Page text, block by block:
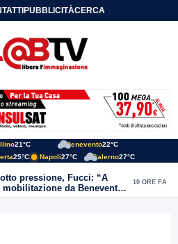
PUBBLICITÀCERCA
21°C Benevento22°C
25°C Napoli27°C Salerno27°C
pressione, Fucci: “A
mobilitazione da Benevento
10 ORE FA